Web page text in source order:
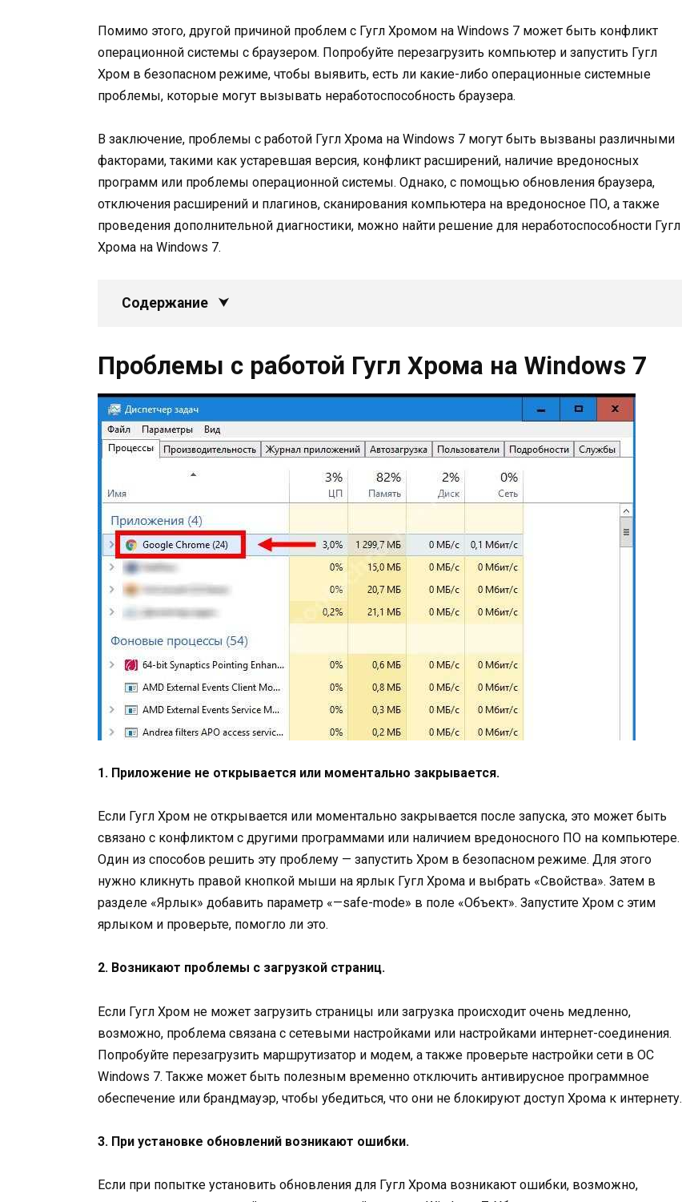
Помимо этого, другой причиной проблем с Гугл Хромом на Windows 7 может быть конфликт
операционной системы с браузером. Попробуйте перезагрузить компьютер и запустить Гугл
Хром в безопасном режиме, чтобы выявить, есть ли какие-либо операционные системные
проблемы, которые могут вызывать неработоспособность браузера.
В заключение, проблемы с работой Гугл Хрома на Windows 7 могут быть вызваны различными
факторами, такими как устаревшая версия, конфликт расширений, наличие вредоносных
программ или проблемы операционной системы. Однако, с помощью обновления браузера,
отключения расширений и плагинов, сканирования компьютера на вредоносное ПО, а также
проведения дополнительной диагностики, можно найти решение для неработоспособности Гугл
Хрома на Windows 7.
Содержание
Проблемы с работой Гугл Хрома на Windows 7
1. Приложение не открывается или моментально закрывается.
Если Гугл Хром не открывается или моментально закрывается после запуска, это может быть
связано с конфликтом с другими программами или наличием вредоносного ПО на компьютере.
Один из способов решить эту проблему — запустить Хром в безопасном режиме. Для этого
нужно кликнуть правой кнопкой мыши на ярлык Гугл Хрома и выбрать «Свойства». Затем в
разделе «Ярлык» добавить параметр «—safe-mode» в поле «Объект». Запустите Хром с этим
ярлыком и проверьте, помогло ли это.
2. Возникают проблемы с загрузкой страниц.
Если Гугл Хром не может загрузить страницы или загрузка происходит очень медленно,
возможно, проблема связана с сетевыми настройками или настройками интернет-соединения.
Попробуйте перезагрузить маршрутизатор и модем, а также проверьте настройки сети в ОС
Windows 7. Также может быть полезным временно отключить антивирусное программное
обеспечение или брандмауэр, чтобы убедиться, что они не блокируют доступ Хрома к интернету.
3. При установке обновлений возникают ошибки.
Если при попытке установить обновления для Гугл Хрома возникают ошибки, возможно,